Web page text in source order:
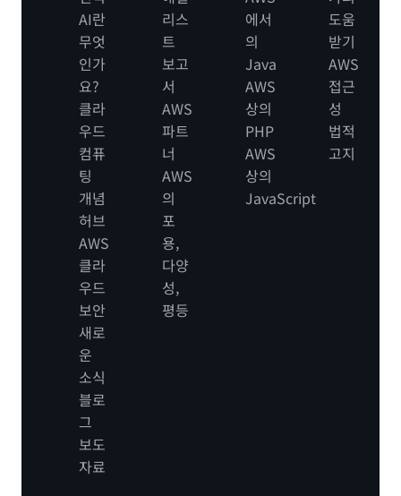
AI란
무엇
인가
요?
클라
우드
컴퓨
팅
개념
허브
AWS
클라
우드
보안
새로
운
소식
블로
그
보도
자료
리스
트
보고
서
AWS
파트
너
AWS
의
포
용,
다양
성,
평등
에서
의
Java
AWS
상의
PHP
AWS
상의
JavaScript
도움
받기
AWS
접근
성
법적
고지